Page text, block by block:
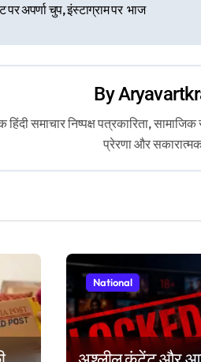
अपर्णा चुप, इंस्टाग्राम पर भाज
By
हिंदी समाचार निष्पक्ष पत्रकारिता,
प्रेरणा और
National